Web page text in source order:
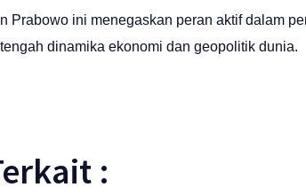
Prabowo ini menegaskan peran aktif dalam
dinamika ekonomi dan geopolitik dunia.
: